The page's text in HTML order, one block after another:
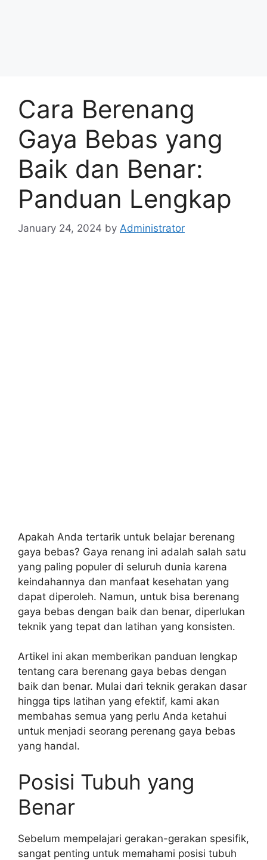
Cara Berenang
Gaya Bebas yang
Baik dan Benar:
Panduan Lengkap
January 24, 2024 by Administrator
Apakah Anda tertarik untuk belajar berenang
gaya bebas? Gaya renang ini adalah salah satu
yang paling populer di seluruh dunia karena
keindahannya dan manfaat kesehatan yang
dapat diperoleh. Namun, untuk bisa berenang
gaya bebas dengan baik dan benar, diperlukan
teknik yang tepat dan latihan yang konsisten.
Artikel ini akan memberikan panduan lengkap
tentang cara berenang gaya bebas dengan
baik dan benar. Mulai dari teknik gerakan dasar
hingga tips latihan yang efektif, kami akan
membahas semua yang perlu Anda ketahui
untuk menjadi seorang perenang gaya bebas
yang handal.
Posisi Tubuh yang
Benar
Sebelum mempelajari gerakan-gerakan spesifik,
sangat penting untuk memahami posisi tubuh